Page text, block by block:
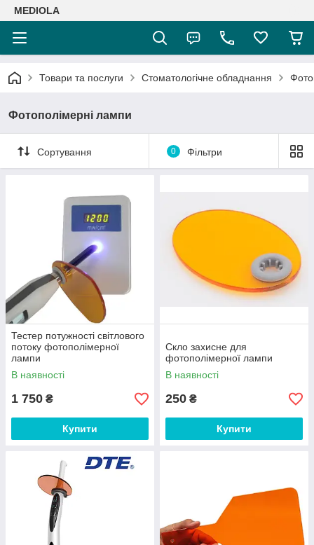
MEDIOLA
Товари та послуги Стоматологічне обладнання
Фотополімерні лампи
Сортування 0 Фільтри
Тестер потужності світлового
потоку фотополімерної
лампи
В наявності
1 750 ₴
Купити
Скло захисне для
фотополімерної лампи
В наявності
250 ₴
Купити